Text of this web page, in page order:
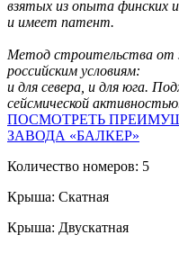
взятых из опыта финских
и имеет патент.
Метод строительства от
российским условиям:
и для севера, и для юга.
сейсмической
ПОСМОТРЕТЬ
ЗАВОДА «БАЛКЕР»
Количество номеров: 5
Крыша: Скатная
Крыша: Двускатная